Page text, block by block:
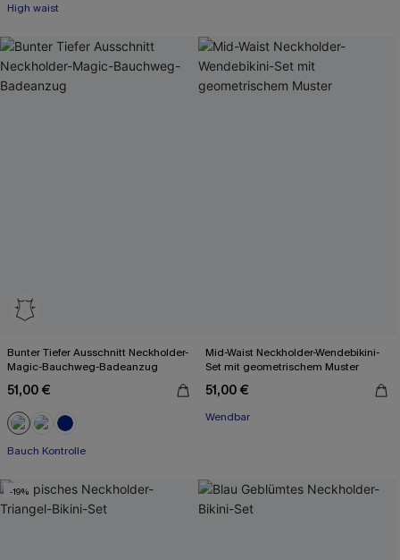
High waist
Bunter Tiefer Ausschnitt Neckholder-
Magic-Bauchweg-Badeanzug
51,00 €
Bauch Kontrolle
Mid-Waist Neckholder-Wendebikini-
Set mit geometrischem Muster
51,00 €
Wendbar
-19%